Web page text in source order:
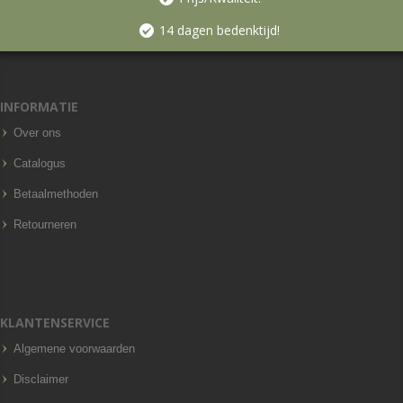
14 dagen bedenktijd!
INFORMATIE
Over ons
Catalogus
Betaalmethoden
Retourneren
KLANTENSERVICE
Algemene voorwaarden
Disclaimer